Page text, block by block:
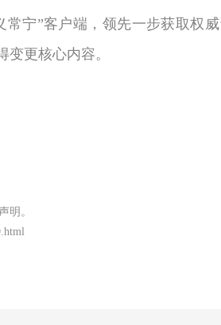
宁”客户端，领先一步获取权
更核心内容。
明。